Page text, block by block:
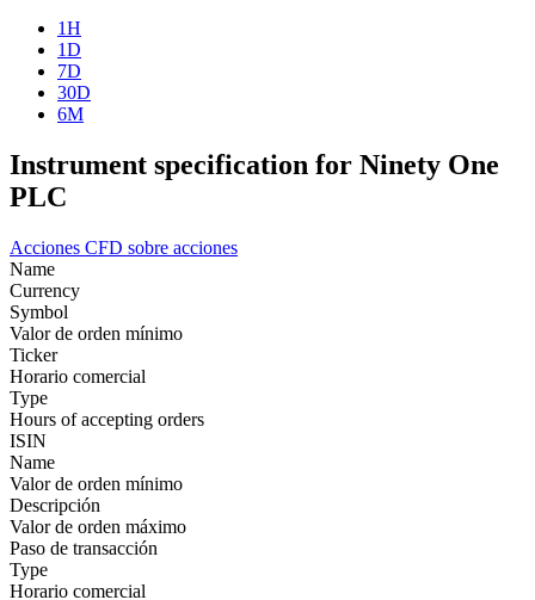
1H
1D
7D
30D
6M
Instrument specification for Ninety One
PLC
Acciones CFD sobre acciones
Name
Currency
Symbol
Valor de orden mínimo
Ticker
Horario comercial
Type
Hours of accepting orders
ISIN
Name
Valor de orden mínimo
Descripción
Valor de orden máximo
Paso de transacción
Type
Horario comercial